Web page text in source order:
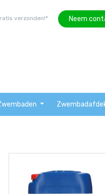
verzonden!* Neem